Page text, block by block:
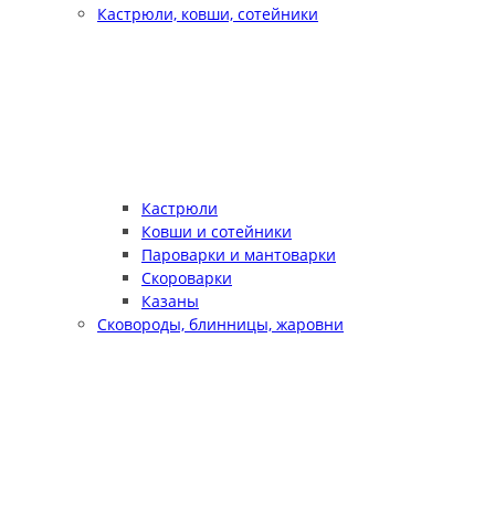
Кастрюли, ковши, сотейники
Кастрюли
Ковши и сотейники
Пароварки и мантоварки
Скороварки
Казаны
Сковороды, блинницы, жаровни